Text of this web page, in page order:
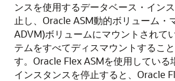
ンスを使用するデータベース・イン
止し、Oracle ASM動的ボリューム・
ADVM)ボリュームにマウントされて
テムをすべてディスマウントするこ
す。Oracle Flex ASMを使用している
インスタンスを停止すると、Oracle